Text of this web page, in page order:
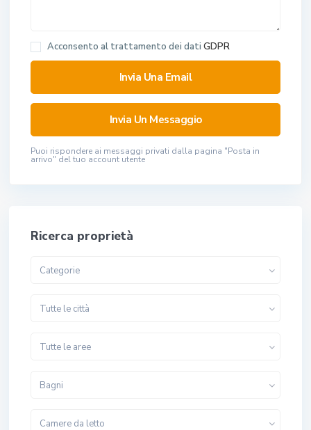
Acconsento al trattamento dei dati GDPR
Puoi rispondere ai messaggi privati ​​dalla pagina "Posta in
arrivo" del tuo account utente
Ricerca proprietà
Categorie
Tutte le città
Tutte le aree
Bagni
Camere da letto